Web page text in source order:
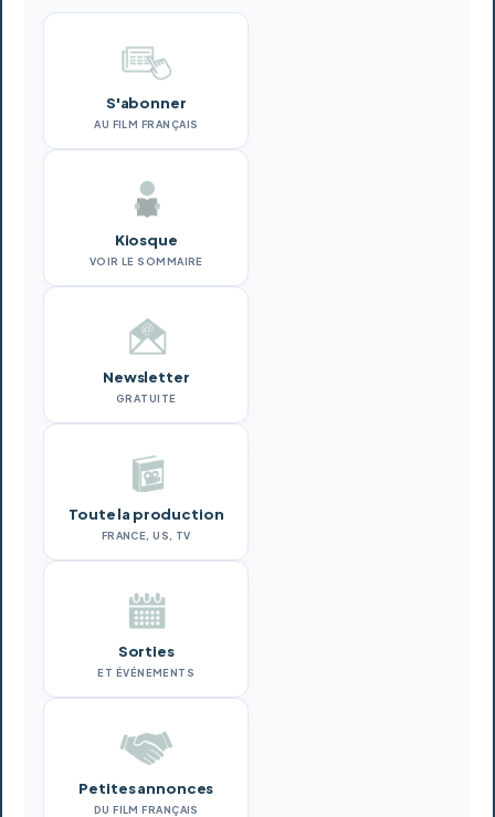
S'abonner
AU FILM FRANÇAIS
Kiosque
VOIR LE SOMMAIRE
Newsletter
GRATUITE
Toute la production
FRANCE, US, TV
Sorties
ET ÉVÉNEMENTS
Petites annonces
DU FILM FRANÇAIS